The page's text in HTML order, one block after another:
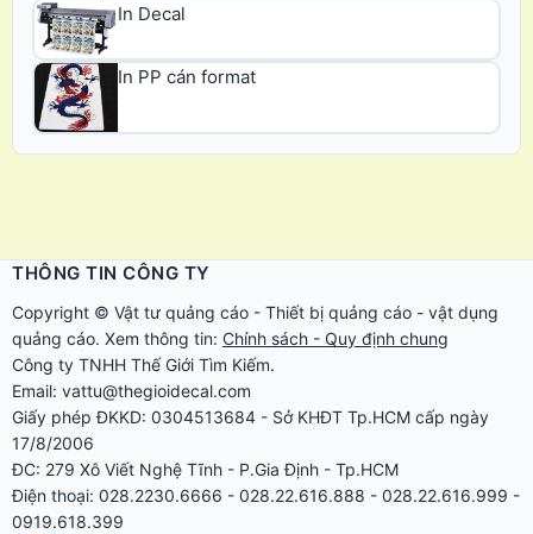
In Decal
In PP cán format
THÔNG TIN CÔNG TY
Copyright © Vật tư quảng cáo - Thiết bị quảng cáo - vật dụng
quảng cáo. Xem thông tin: Chính sách - Quy định chung
Công ty TNHH Thế Giới Tìm Kiếm.
Email: vattu@thegioidecal.com
Giấy phép ĐKKD: 0304513684 - Sở KHĐT Tp.HCM cấp ngày
17/8/2006
ĐC: 279 Xô Viết Nghệ Tĩnh - P.Gia Định - Tp.HCM
Điện thoại: 028.2230.6666 - 028.22.616.888 - 028.22.616.999 -
0919.618.399